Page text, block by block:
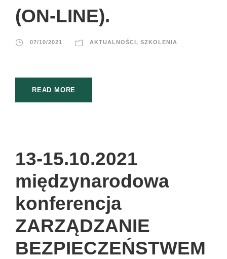
(ON-LINE).
07/10/2021 AKTUALNOŚCI, SZKOLENIA
READ MORE
13-15.10.2021
międzynarodowa
konferencja
ZARZĄDZANIE
BEZPIECZEŃSTWEM